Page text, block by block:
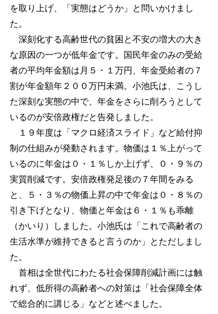
を取り上げ、「実態はどうか」と問いかけまし
た。
深刻化する高齢世代の貧困と不安の増大の大き
な原因の一つが低年金です。国民年金のみの受給
者の平均年金額は月５・１万円、年金受給者の７
割が年金額年２００万円未満。小池氏は、こうし
た深刻な実態の中で、年金をさらに削ろうとして
いるのが安倍政権だと告発しました。
１９年度は「マクロ経済スライド」など給付抑
制の仕組みが発動されます。物価は１％上がって
いるのに年金は０・１％しか上げず、０・９％の
実質削減です。安倍政権発足後の７年間をみる
と、５・３％の物価上昇の中で年金は０・８％の
引き下げとなり、物価と年金は６・１％も乖離
（かいり）しました。小池氏は「これで高齢者の
生活水準が維持できると言うのか」とただしまし
た。
首相は全世代にわたる社会保障削減計画には触
れず、低所得の高齢者への対策は「社会保障全体
で総合的に講じる」などと述べました。